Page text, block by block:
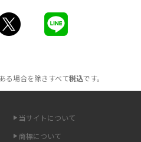
メリット・デメリットや選び方を解説
は？選び方や通信費を抑える方法も紹
は？おススメする方の特徴や選び方を
る場合を除きすべて税込です。
当サイトについて
商標について